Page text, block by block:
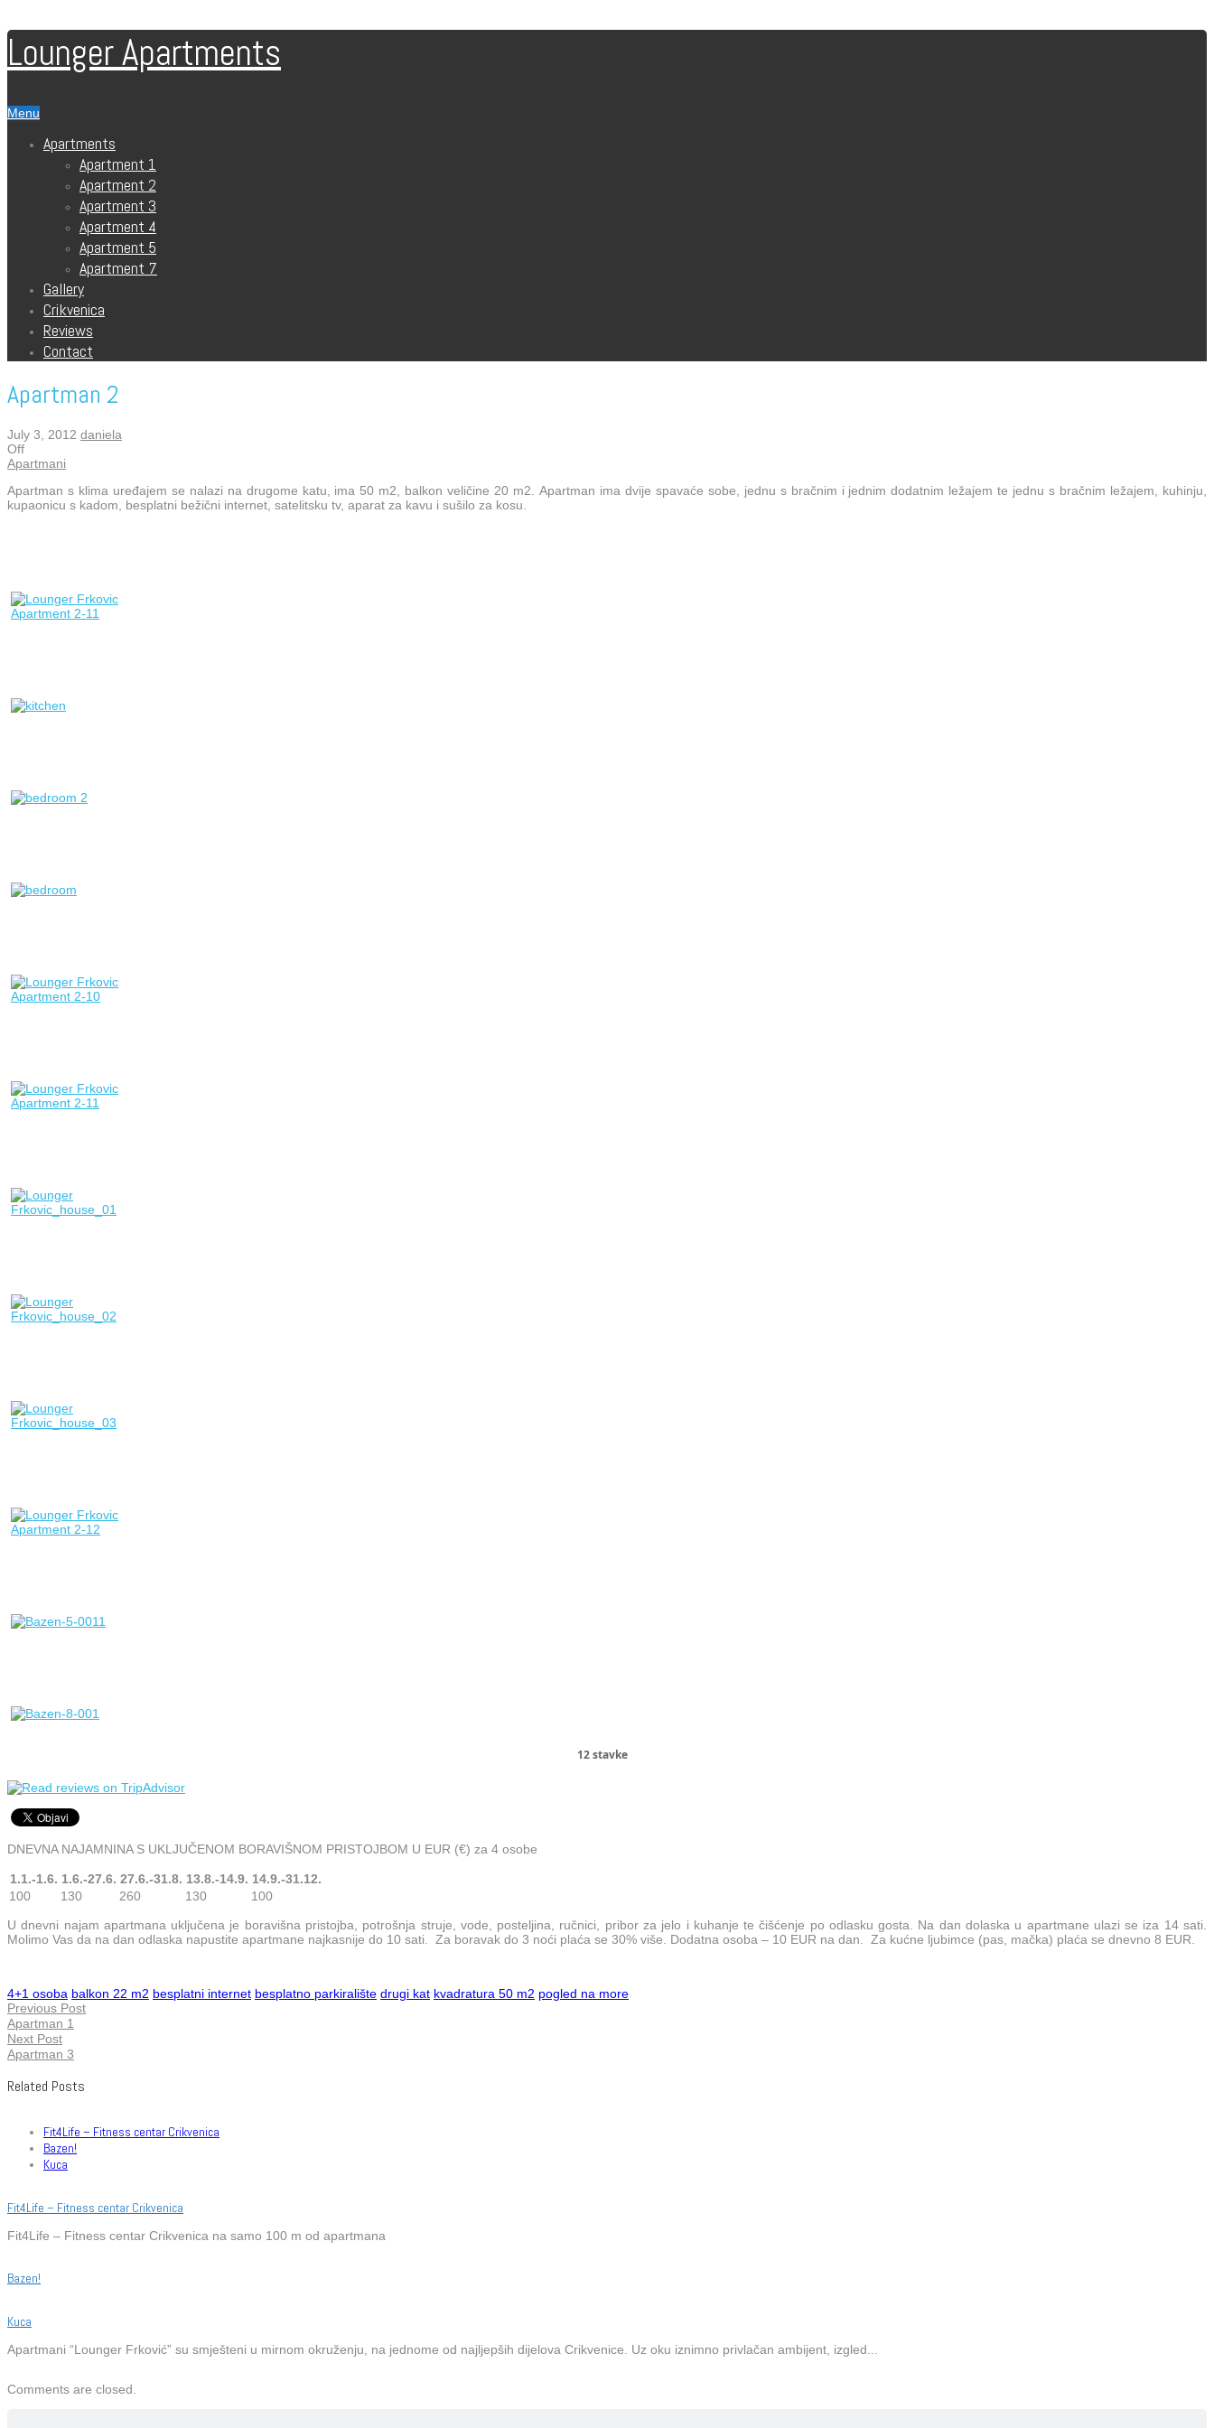
Lounger Apartments
Menu
Apartments
Apartment 1
Apartment 2
Apartment 3
Apartment 4
Apartment 5
Apartment 7
Gallery
Crikvenica
Reviews
Contact
Apartman 2
July 3, 2012 daniela
Off
Apartmani
Apartman s klima uređajem se nalazi na drugome katu, ima 50 m2, balkon veličine 20 m2. Apartman ima dvije spavaće sobe, jednu s bračnim i jednim dodatnim ležajem te jednu s bračnim ležajem, kuhinju,
kupaonicu s kadom, besplatni bežični internet, satelitsku tv, aparat za kavu i sušilo za kosu.
12 stavke
DNEVNA NAJAMNINA S UKLJUČENOM BORAVIŠNOM PRISTOJBOM U EUR (€) za 4 osobe
1.1.-1.6. 1.6.-27.6. 27.6.-31.8. 13.8.-14.9. 14.9.-31.12.
100
130 260 130
100
U dnevni najam apartmana uključena je boravišna pristojba, potrošnja struje, vode, posteljina, ručnici, pribor za jelo i kuhanje te čišćenje po odlasku gosta. Na dan dolaska u apartmane ulazi se iza 14 sati.
Molimo Vas da na dan odlaska napustite apartmane najkasnije do 10 sati. Za boravak do 3 noći plaća se 30% više. Dodatna osoba – 10 EUR na dan. Za kućne ljubimce (pas, mačka) plaća se dnevno 8 EUR.
4+1 osoba balkon 22 m2 besplatni internet besplatno parkiralište drugi kat kvadratura 50 m2 pogled na more
Previous Post
Apartman 1
Next Post
Apartman 3
Related Posts
Fit4Life – Fitness centar Crikvenica
Bazen!
Kuca
Fit4Life – Fitness centar Crikvenica
Fit4Life – Fitness centar Crikvenica na samo 100 m od apartmana
Bazen!
Kuca
Apartmani “Lounger Frković” su smješteni u mirnom okruženju, na jednome od najljepših dijelova Crikvenice. Uz oku iznimno privlačan ambijent, izgled...
Comments are closed.